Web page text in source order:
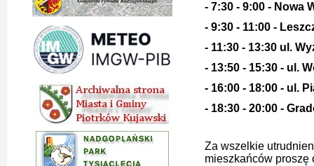
- 7:30 - 9:00 - Nowa
- 9:30 - 11:00 -
- 11:30 - 13:30 ul.
- 13:50 - 15:30 - ul.
- 16:00 - 18:00 - ul.
- 18:30 - 20:00 -
Za wszelkie
mieszkańców proszę